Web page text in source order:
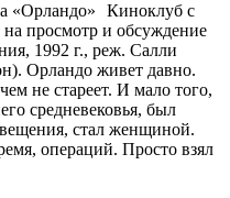
Киноклуб с
просмотр и обсуждение
1992 г., реж. Салли
Орландо живет давно.
не стареет. И мало того,
средневековья, был
стал женщиной.
операций. Просто взял